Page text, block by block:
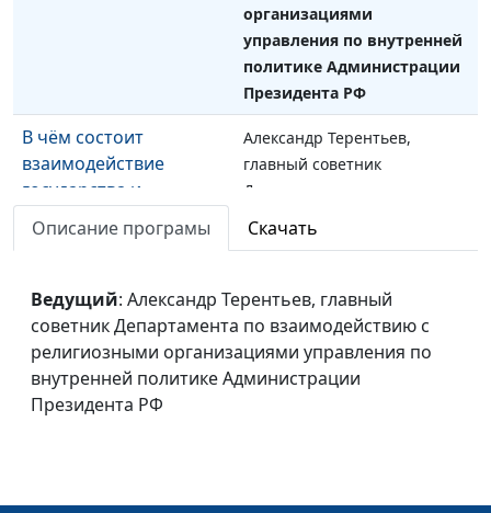
организациями
управления по внутренней
политике Администрации
Президента РФ
В чём состоит
взаимодействие
государства и
традиционных религий
в формировании
сегодня?
Александр Терентьев,
главный советник
Департамента по
по внутренней политике
Администрации Президента
РФ
Какую роль играет
«Национальная
Александр Терентьев,
Описание програмы Скачать
Ведущий: Александр Терентьев, главный
советник Департамента по взаимодействию с
религиозными организациями управления по
внутренней политике Администрации
Президента РФ